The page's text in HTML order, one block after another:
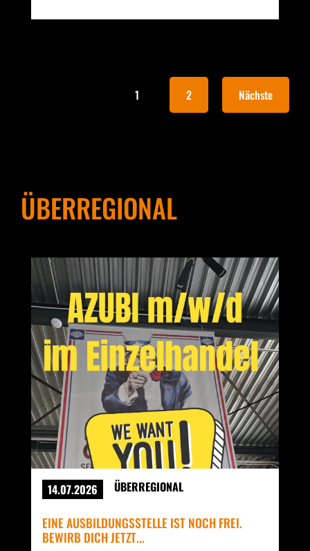
1 2 Nächste
ÜBERREGIONAL
14.07.2026 ÜBERREGIONAL
EINE AUSBILDUNGSSTELLE IST NOCH FREI.
BEWIRB DICH JETZT...